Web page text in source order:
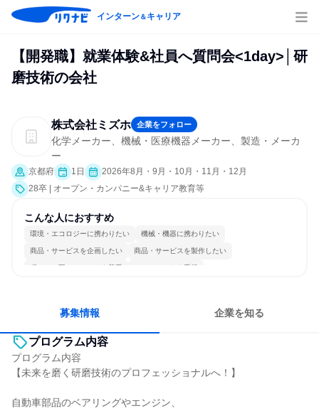
インターン＆キャリア
【開発職】就業体験&社員へ質問会<1day>│研
磨技術の会社
株式会社ミズホ 企業をフォロー
化学メーカー、機械・医療機器メーカー、製造・メーカ
ー
京都府 1日
2026年8月・9月・10月・11月・12月
28卒 | オープン・カンパニー&キャリア教育等
こんな人におすすめ
環境・エコロジーに携わりたい 機械・機器に携わりたい
商品・サービスを企画したい 商品・サービスを製作したい
穏やかで互いのペースを尊重 チームワークを重視
募集情報 企業を知る
プログラム内容
プログラム内容
【未来を磨く研磨技術のプロフェッショナルへ！】
自動車部品のベアリングやエンジン、